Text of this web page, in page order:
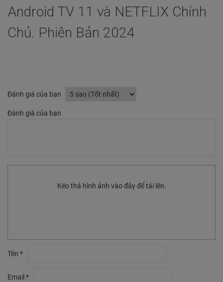
Android TV 11 và NETFLIX Chính
Chủ. Phiên Bản 2024
Đánh giá của bạn
Đánh giá của bạn
Kéo thả hình ảnh vào đây để tải lên.
Tên *
Email *